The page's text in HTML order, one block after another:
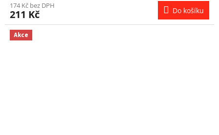
174 Kč bez DPH
211 Kč Do košíku
Akce